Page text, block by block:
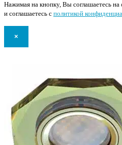
Нажимая на кнопку, Вы соглашаетесь
и соглашаетесь с политикой
×